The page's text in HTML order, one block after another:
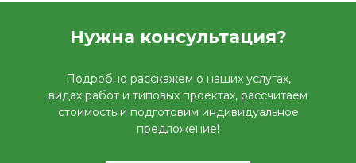
Нужна консультация?
Подробно расскажем о наших услугах,
видах работ и типовых проектах, рассчитаем
стоимость и подготовим индивидуальное
предложение!